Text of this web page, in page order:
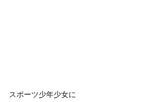
スポーツ少年少女に